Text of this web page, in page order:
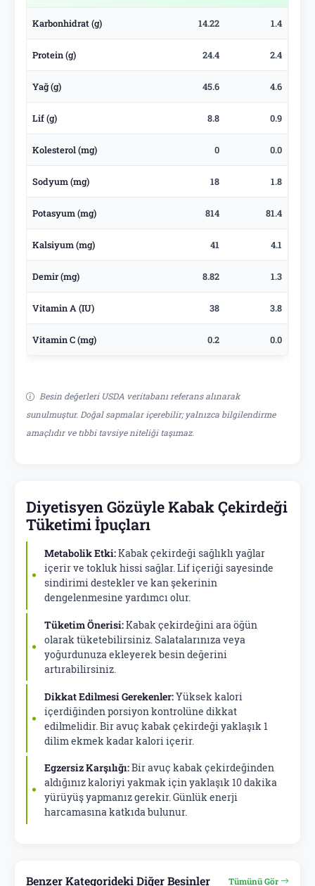
Karbonhidrat (g) 14.22 1.4
Protein (g) 24.4 2.4
Yağ (g) 45.6 4.6
Lif (g) 8.8 0.9
Kolesterol (mg) 0 0.0
Sodyum (mg) 18 1.8
Potasyum (mg) 814 81.4
Kalsiyum (mg) 41 4.1
Demir (mg) 8.82 1.3
Vitamin A (IU) 38 3.8
Vitamin C (mg) 0.2 0.0
Besin değerleri USDA veritabanı referans alınarak
sunulmuştur. Doğal sapmalar içerebilir; yalnızca bilgilendirme
amaçlıdır ve tıbbi tavsiye niteliği taşımaz.
Diyetisyen Gözüyle Kabak Çekirdeği
Tüketimi İpuçları
Metabolik Etki:Kabak çekirdeği sağlıklı yağlar
içerir ve tokluk hissi sağlar. Lif içeriği sayesinde
sindirimi destekler ve kan şekerinin
dengelenmesine yardımcı olur.
Tüketim Önerisi:Kabak çekirdeğini ara öğün
olarak tüketebilirsiniz. Salatalarınıza veya
yoğurdunuza ekleyerek besin değerini
artırabilirsiniz.
Dikkat Edilmesi Gerekenler:Yüksek kalori
içerdiğinden porsiyon kontrolüne dikkat
edilmelidir. Bir avuç kabak çekirdeği yaklaşık 1
dilim ekmek kadar kalori içerir.
Egzersiz Karşılığı:Bir avuç kabak çekirdeğinden
aldığınız kaloriyi yakmak için yaklaşık 10 dakika
yürüyüş yapmanız gerekir. Günlük enerji
harcamasına katkıda bulunur.
Benzer Kategorideki Diğer Besinler Tümünü Gör